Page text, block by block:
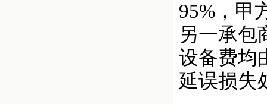
95%，甲
另一承包
设备费均
延误损失